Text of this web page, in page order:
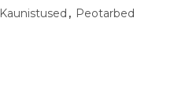
Kaunistused , Peotarbed